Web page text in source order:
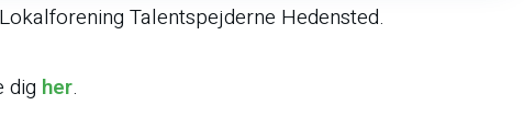
Talentspejderne Hedensted.
dig her.